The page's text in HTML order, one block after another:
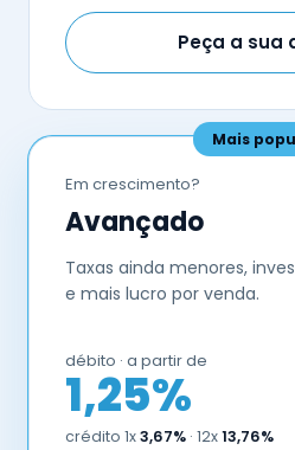
Peça a sua
Mais
Em crescimento?
Avançado
Taxas ainda menores,
e mais lucro por venda.
débito · a partir de
1,25%
crédito 1x3,67% · 12x13,76%